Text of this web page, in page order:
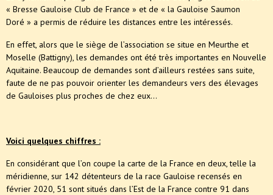
« Bresse Gauloise Club de France » et de « la Gauloise Saumon
Doré » a permis de réduire les distances entre les intéressés.
En effet, alors que le siège de l’association se situe en Meurthe et
Moselle (Battigny), les demandes ont été très importantes en Nouvelle
Aquitaine. Beaucoup de demandes sont d’ailleurs restées sans suite,
faute de ne pas pouvoir orienter les demandeurs vers des élevages
de Gauloises plus proches de chez eux...
Voici quelques chiffres :
En considérant que l’on coupe la carte de la France en deux, telle la
méridienne, sur 142 détenteurs de la race Gauloise recensés en
février 2020, 51 sont situés dans l’Est de la France contre 91 dans